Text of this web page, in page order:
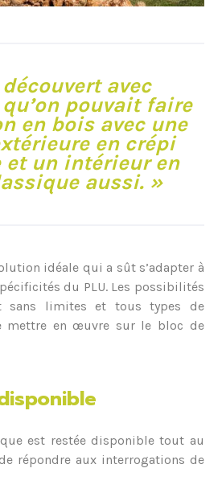
avec
pouvait faire
en bois avec une
en crépi
et un intérieur en
aussi. »
idéale qui a sût s’adapter à
du PLU. Les possibilités
sans limites et tous types de
mettre en œuvre sur le bloc de
est restée disponible tout au
répondre aux interrogations de